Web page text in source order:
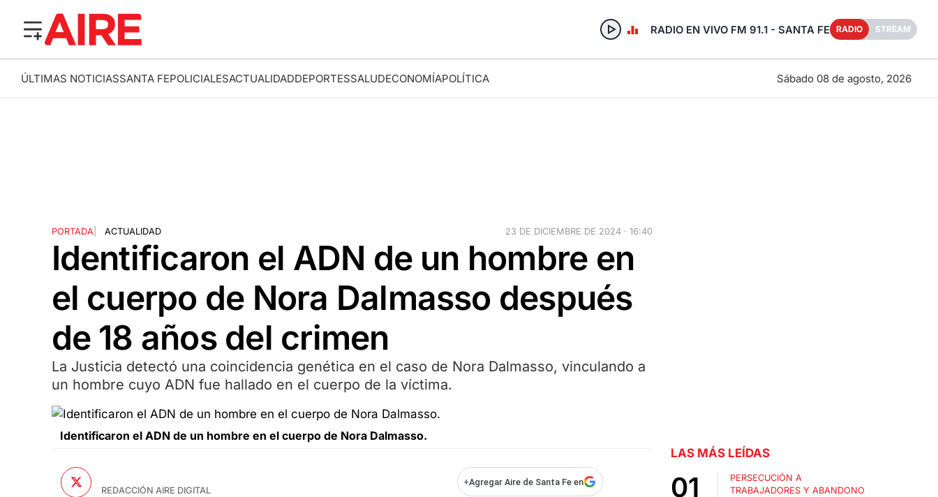
RADIO EN VIVO FM 91.1 - SANTA FE RADIO STREAM
ÚLTIMAS NOTICIASSANTA FEPOLICIALESACTUALIDADDEPORTESSALUDECONOMÍAPOLÍTICA Sábado 08 de agosto, 2026
PORTADA| ACTUALIDAD 23 DE DICIEMBRE DE 2024 · 16:40
Identificaron el ADN de un hombre en
el cuerpo de Nora Dalmasso después
de 18 años del crimen
La Justicia detectó una coincidencia genética en el caso de Nora Dalmasso, vinculando a
un hombre cuyo ADN fue hallado en el cuerpo de la víctima.
Identificaron el ADN de un hombre en el cuerpo de Nora Dalmasso.
REDACCIÓN AIRE DIGITAL
+Agregar Aire de Santa Fe en
LAS MÁS LEÍDAS
PERSECUCIÓN A
TRABAJADORES Y ABANDONO